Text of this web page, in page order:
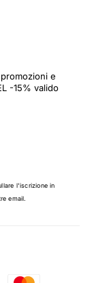
e
-15% valido
l'iscrizione in
email.